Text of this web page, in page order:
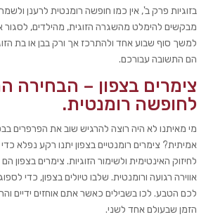
בזוגיות פרק ב', אין כמו חופשה רומנטית לרענן
מבקשים להימלט מהשגרה הזוגית, מהילדים, לסגור
למשך סוף שבוע אחד ולהתרכז אך ורק בבן או בת
הם התשובה עבורכם.
צימרים בצפון – הבחירה
לחופשה רומנטית.
מי מאיתנו לא היה רוצה להרגיש שוב את הפרפרים
אמיתית? צימרים רומנטיים בצפון יתנו רקע נפלא
לחיזוק האינטימית ולשימור הזוגיות. צימרים בצפון
אווירה רגועה ורומנטית. שלבו טיולים בצפון, כדי
לכם הטבע. לכו בשבילים כאשר אתם אוחזים ידיים
הזמן שבעולם אחד לשני.